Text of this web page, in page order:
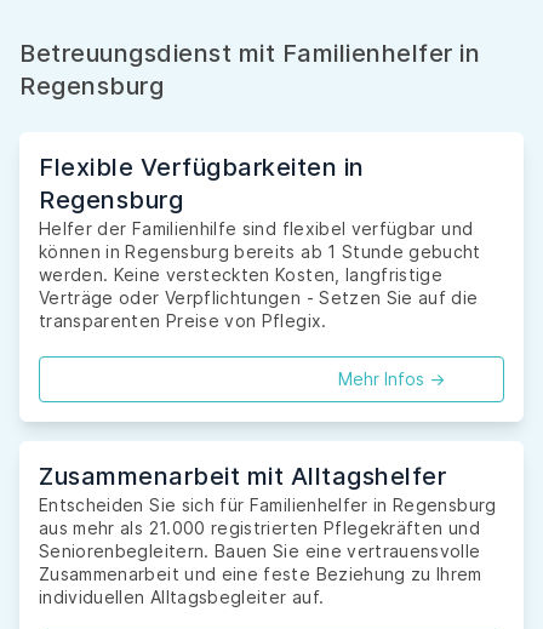
Betreuungsdienst mit Familienhelfer in
Regensburg
Flexible Verfügbarkeiten in
Regensburg
Helfer der Familienhilfe sind flexibel verfügbar und
können in Regensburg bereits ab 1 Stunde gebucht
werden. Keine versteckten Kosten, langfristige
Verträge oder Verpflichtungen - Setzen Sie auf die
transparenten Preise von Pflegix.
Mehr Infos ->
Zusammenarbeit mit Alltagshelfer
Entscheiden Sie sich für Familienhelfer in Regensburg
aus mehr als 21.000 registrierten Pflegekräften und
Seniorenbegleitern. Bauen Sie eine vertrauensvolle
Zusammenarbeit und eine feste Beziehung zu Ihrem
individuellen Alltagsbegleiter auf.